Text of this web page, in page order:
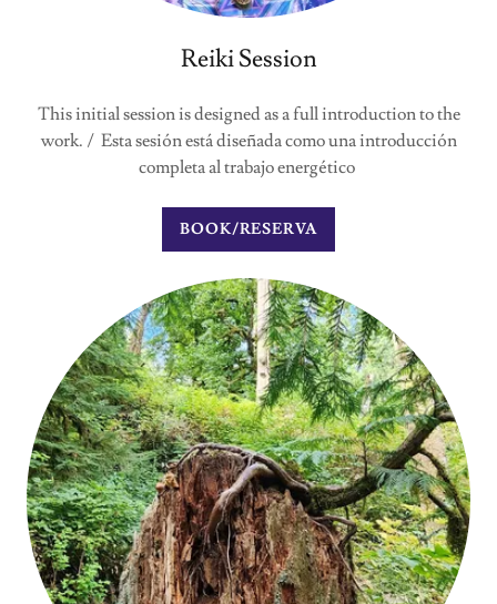
Reiki Session
This initial session is designed as a full introduction to the
work. / Esta sesión está diseñada como una introducción
completa al trabajo energético
BOOK/RESERVA